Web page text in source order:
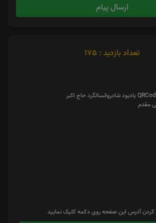
ارسال پیام
تعداد بازدید : 175
کردن آدرس این صفحه روی دکمه کلیک نمایید